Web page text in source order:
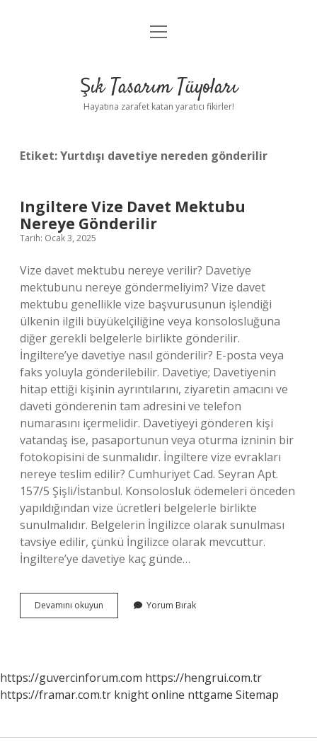
Anasayfa
Yasal Uyarı
menüyü
Şık Tasarım Tüyoları
Hayatına zarafet katan yaratıcı fikirler!
Etiket:Yurtdışı davetiye nereden gönderilir
Ingiltere Vize Davet Mektubu
Nereye Gönderilir
Tarih: Ocak 3, 2025
Vize davet mektubu nereye verilir? Davetiye
mektubunu nereye göndermeliyim? Vize davet
mektubu genellikle vize başvurusunun işlendiği
ülkenin ilgili büyükelçiliğine veya konsolosluğuna
diğer gerekli belgelerle birlikte gönderilir.
İngiltere’ye davetiye nasıl gönderilir? E-posta veya
faks yoluyla gönderilebilir. Davetiye; Davetiyenin
hitap ettiği kişinin ayrıntılarını, ziyaretin amacını ve
daveti gönderenin tam adresini ve telefon
numarasını içermelidir. Davetiyeyi gönderen kişi
vatandaş ise, pasaportunun veya oturma izninin bir
fotokopisini de sunmalıdır. İngiltere vize evrakları
nereye teslim edilir? Cumhuriyet Cad. Seyran Apt.
157/5 Şişli/İstanbul. Konsolosluk ödemeleri önceden
yapıldığından vize ücretleri belgelerle birlikte
sunulmalıdır. Belgelerin İngilizce olarak sunulması
tavsiye edilir, çünkü İngilizce olarak mevcuttur.
İngiltere’ye davetiye kaç günde…
Devamını okuyun Ingiltere
Vize
Yorum Bırak
https://guvercinforum.com https://hengrui.com.tr
https://framar.com.tr knight online nttgame Sitemap